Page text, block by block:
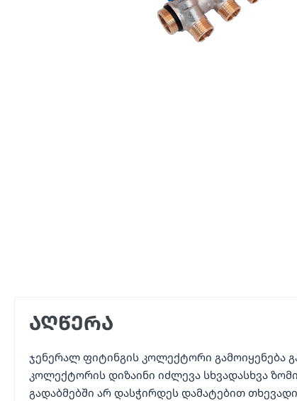
აღწერა
ჯენერალ ფიტინგის კოლექტორი გამოიყენება
კოლექტორის დიზაინი იძლევა სხვადასხვა
გადაბმებში არ დასჭირდეს დამატებით